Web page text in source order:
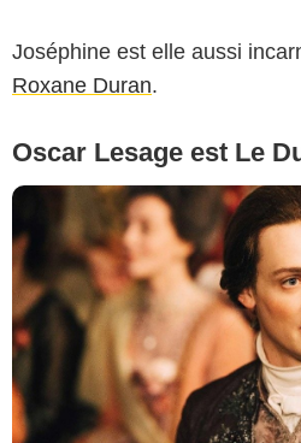
Joséphine est elle aussi
Roxane Duran.
Oscar Lesage est Le